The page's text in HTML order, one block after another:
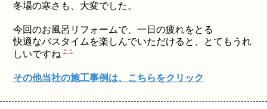
冬場の寒さも、大変でした。
今回のお風呂リフォームで、一日の疲れをとる
快適なバスタイムを楽しんでいただけると、とてもうれ
しいですね
その他当社の施工事例は、こちらをクリック